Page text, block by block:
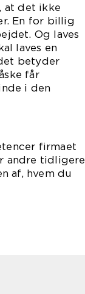
at det ikke
En for billig
Og laves
laves en
betyder
får
i den
firmaet
andre tidligere
af, hvem du